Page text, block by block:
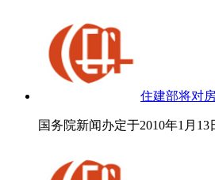
住建部将对
国务院新闻办定于2010年1月